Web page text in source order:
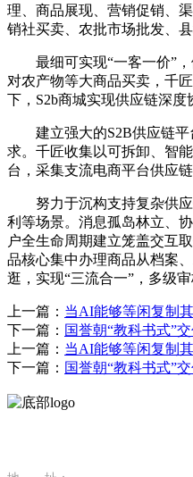
理、商品展现、营销促销、
销社买卖、农批市场批发、
最细可实现“一客一价”，
对农产物等大商品买卖，千
下，S2b商城实现供应链深
建立强大的S2B供应链平台
求。千匠收集以可拆卸、智
台，采集支流电商平台供应
努力于沉构支持复杂供应
利等场景。消息孤岛林立、
户全生命周期建立笼盖交互
品核心集中办理商品从档案
逛，实现“三流合一”，多级
上一篇： 当AI能够等闲复制
下一篇： 国誉朝“教科书式”
上一篇： 当AI能够等闲复制
下一篇： 国誉朝“教科书式”